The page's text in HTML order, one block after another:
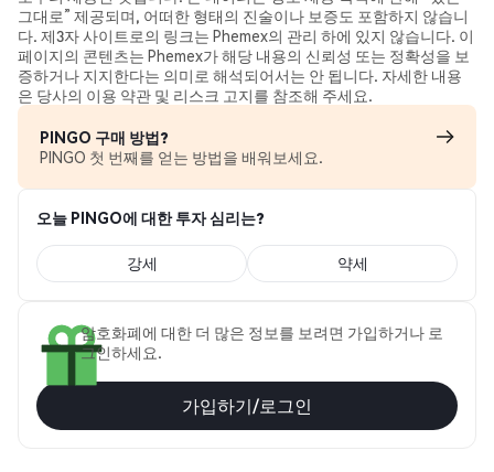
그대로” 제공되며, 어떠한 형태의 진술이나 보증도 포함하지 않습니
다. 제3자 사이트로의 링크는 Phemex의 관리 하에 있지 않습니다. 이
페이지의 콘텐츠는 Phemex가 해당 내용의 신뢰성 또는 정확성을 보
증하거나 지지한다는 의미로 해석되어서는 안 됩니다. 자세한 내용
은 당사의 이용 약관 및 리스크 고지를 참조해 주세요.
PINGO 구매 방법?
PINGO 첫 번째를 얻는 방법을 배워보세요.
오늘 PINGO에 대한 투자 심리는?
강세 약세
암호화폐에 대한 더 많은 정보를 보려면 가입하거나 로
그인하세요.
가입하기/로그인